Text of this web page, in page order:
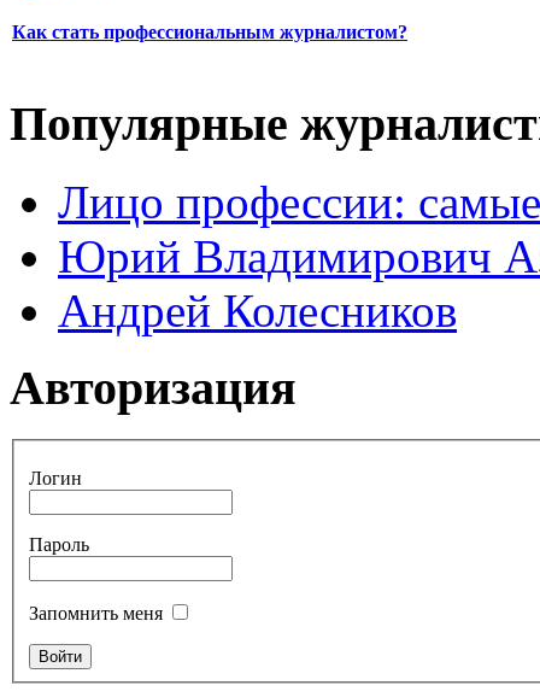
Как стать профессиональным журналистом?
Популярные
Лицо профессии:
Юрий Владимирович
Андрей Колесников
Авторизация
Логин
Пароль
Запомнить меня